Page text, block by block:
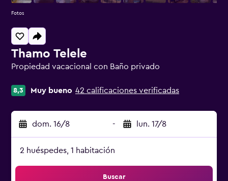
Thamo Telele
Propiedad vacacional con Baño privado
8,3 Muy bueno 42 calificaciones verificadas
dom. 16/8 - lun. 17/8
2 huéspedes, 1 habitación
Buscar
Fotos